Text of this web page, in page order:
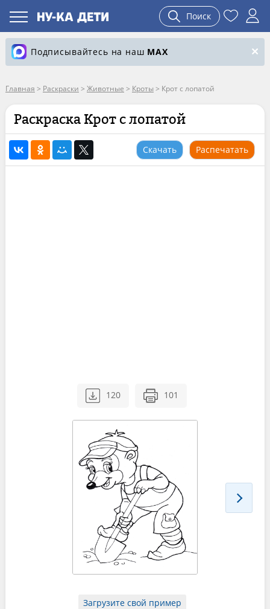
Поиск
Подписывайтесь на наш MAX
Главная > Раскраски > Животные > Кроты > Крот с лопатой
Раскраска Крот с лопатой
Скачать Распечатать
120 101
Загрузите свой пример